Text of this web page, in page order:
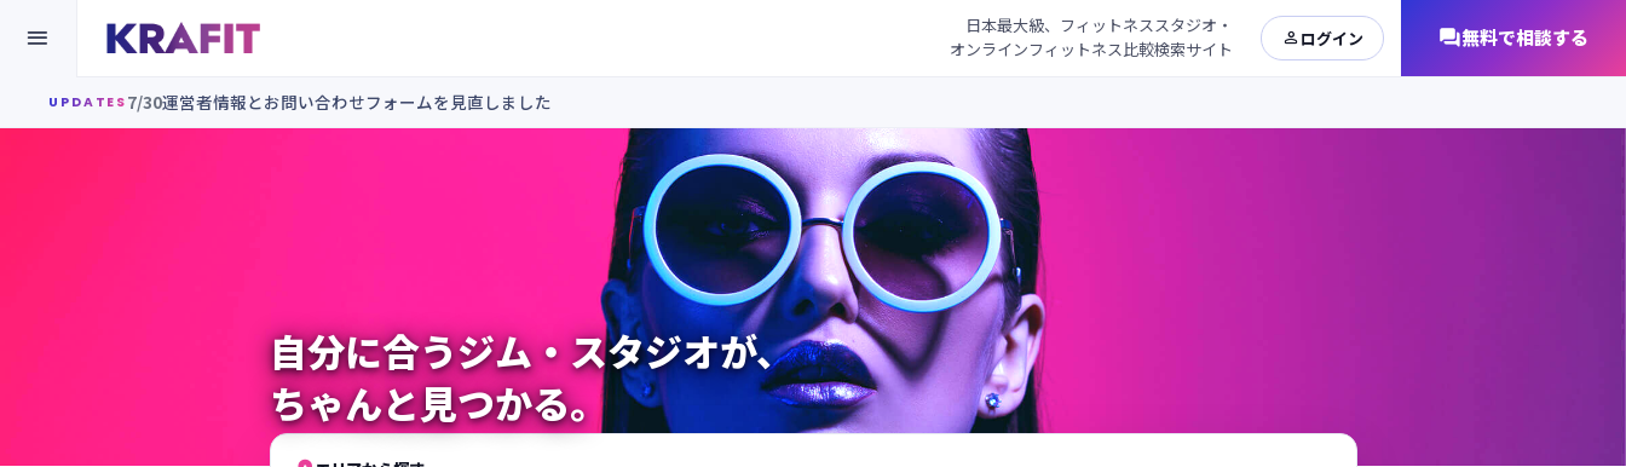

日本最大級、フィットネススタジオ・
オンラインフィットネス比較検索サイト
ログイン 無料で相談する
UPDATES 7/30運営者情報とお問い合わせフォームを見直しました
自分に合うジム・スタジオが、
ちゃんと見つかる。